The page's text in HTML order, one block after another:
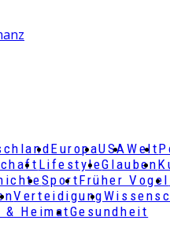
EuropaUSAWelt
LifestyleGlauben
SportFrüher Vogel
Verteidigung
& HeimatGesundheit